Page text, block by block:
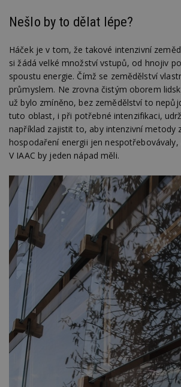
Nešlo by to dělat lépe?
Háček je v tom, že takové intenzivní
si žádá velké množství vstupů, od hnojiv
spoustu energie. Čímž se zemědělství
průmyslem. Ne zrovna čistým oborem
už bylo zmíněno, bez zemědělství to
tuto oblast, i při potřebné intenzifikaci,
například zajistit to, aby intenzivní metody
hospodaření energii jen nespotřebovávaly,
V IAAC by jeden nápad měli.